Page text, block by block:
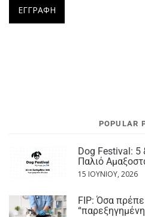
POPULAR
Dog Festival: 5
Παλιό
15 ΙΟΥΝΊΟΥ, 2026
FIP: Όσα